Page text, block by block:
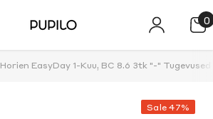
00
Horien EasyDay 1-Kuu, BC 8.6 3tk "-"
Sale 47%